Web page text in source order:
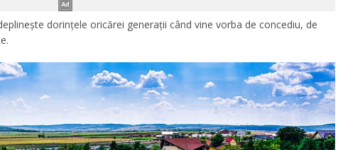
dorințele oricărei generații când vine vorba de concediu, de